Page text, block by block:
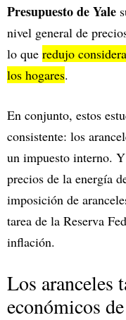
Presupuesto de Yale
nivel general de
lo que redujo
los hogares.
En conjunto, estos
consistente: los
un impuesto interno.
precios de la energía
imposición de
tarea de la Reserva
inflación.
Los aranceles
económicos